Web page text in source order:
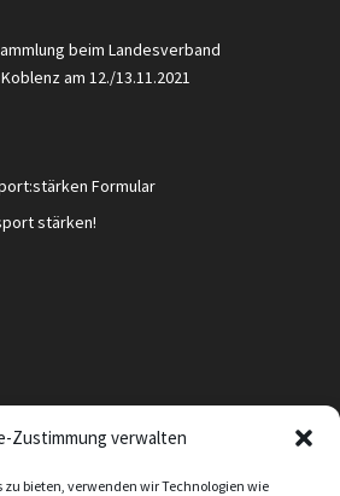
Zustimmung verwalten
zu bieten, verwenden wir Technologien wie
beim Landesverband
am 12./13.11.2021
Formular
stärken!